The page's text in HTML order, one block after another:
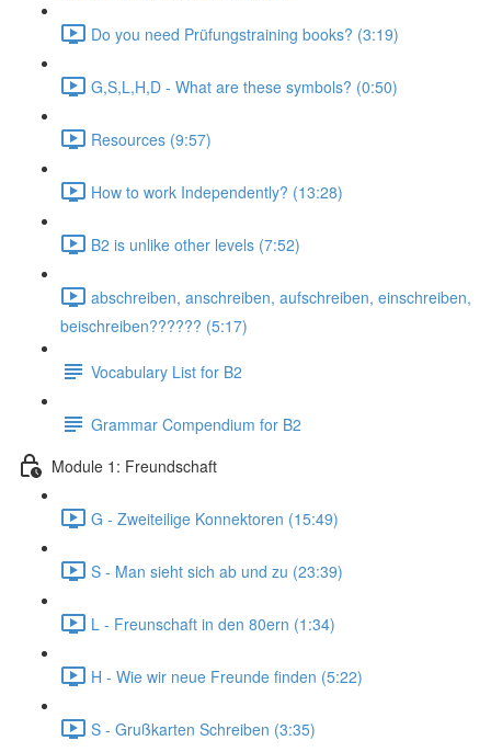
Do you need Prüfungstraining books? (3:19)
G,S,L,H,D - What are these symbols? (0:50)
Resources (9:57)
How to work Independently? (13:28)
B2 is unlike other levels (7:52)
abschreiben, anschreiben, aufschreiben, einschreiben,
beischreiben?????? (5:17)
Vocabulary List for B2
Grammar Compendium for B2
Module 1: Freundschaft
G - Zweiteilige Konnektoren (15:49)
S - Man sieht sich ab und zu (23:39)
L - Freunschaft in den 80ern (1:34)
H - Wie wir neue Freunde finden (5:22)
S - Grußkarten Schreiben (3:35)